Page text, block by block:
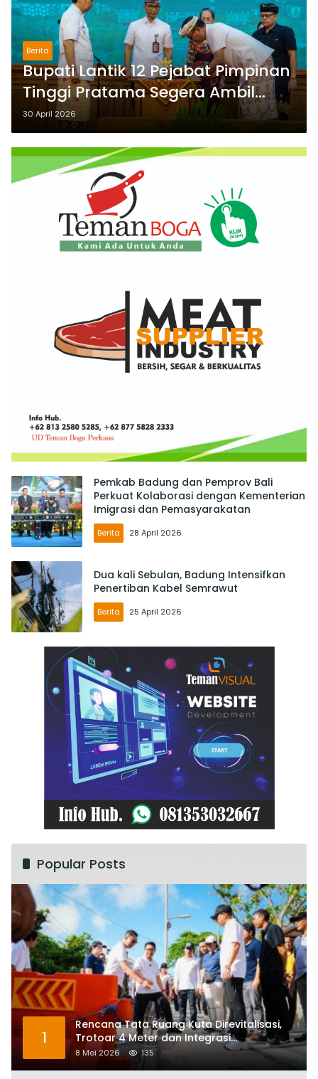
Berita
Bupati Lantik 12 Pejabat Pimpinan
Tinggi Pratama Segera Ambil
Langkah Strategis Mengacu Visi
Misi
30 April 2026
Pemkab Badung dan Pemprov Bali
Perkuat Kolaborasi dengan Kementerian
Imigrasi dan Pemasyarakatan
Berita 28 April 2026
Dua kali Sebulan, Badung Intensifkan
Penertiban Kabel Semrawut
Berita 25 April 2026
Popular Posts
1
Rencana Tata Ruang Kuta Direvitalisasi,
Trotoar 4 Meter dan Integrasi
Transportasi Listrik
8 Mei 2026 135